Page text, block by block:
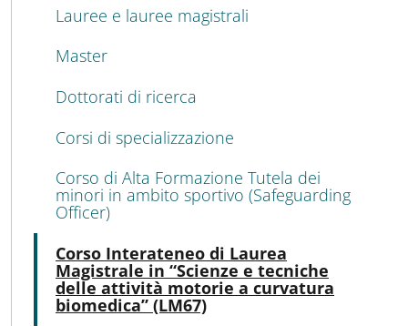
Lauree e lauree magistrali
Master
Dottorati di ricerca
Corsi di specializzazione
Corso di Alta Formazione Tutela dei
minori in ambito sportivo (Safeguarding
Officer)
Corso Interateneo di Laurea
Magistrale in “Scienze e tecniche
delle attività motorie a curvatura
biomedica” (LM67)